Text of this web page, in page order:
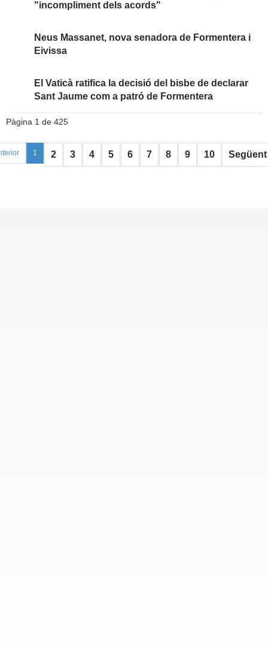
"incompliment dels acords"
Neus Massanet, nova senadora de Formentera i
Eivissa
El Vaticà ratifica la decisió del bisbe de declarar
Sant Jaume com a patró de Formentera
Pàgina 1 de 425
1 2 3 4 5 6 7 8 9 10 Següent